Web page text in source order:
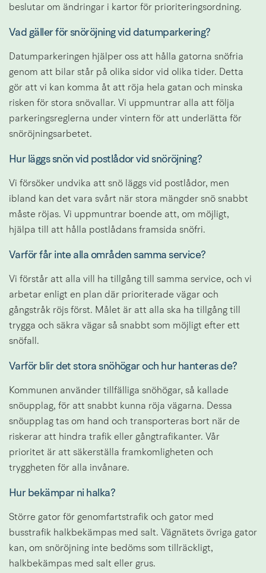
beslutar om ändringar i kartor för prioriteringsordning.
Vad gäller för snöröjning vid datumparkering?
Datumparkeringen hjälper oss att hålla gatorna snöfria
genom att bilar står på olika sidor vid olika tider. Detta
gör att vi kan komma åt att röja hela gatan och minska
risken för stora snövallar. Vi uppmuntrar alla att följa
parkeringsreglerna under vintern för att underlätta för
snöröjningsarbetet.
Hur läggs snön vid postlådor vid snöröjning?
Vi försöker undvika att snö läggs vid postlådor, men
ibland kan det vara svårt när stora mängder snö snabbt
måste röjas. Vi uppmuntrar boende att, om möjligt,
hjälpa till att hålla postlådans framsida snöfri.
Varför får inte alla områden samma service?
Vi förstår att alla vill ha tillgång till samma service, och vi
arbetar enligt en plan där prioriterade vägar och
gångstråk röjs först. Målet är att alla ska ha tillgång till
trygga och säkra vägar så snabbt som möjligt efter ett
snöfall.
Varför blir det stora snöhögar och hur hanteras de?
Kommunen använder tillfälliga snöhögar, så kallade
snöupplag, för att snabbt kunna röja vägarna. Dessa
snöupplag tas om hand och transporteras bort när de
riskerar att hindra trafik eller gångtrafikanter. Vår
prioritet är att säkerställa framkomligheten och
tryggheten för alla invånare.
Hur bekämpar ni halka?
Större gator för genomfartstrafik och gator med
busstrafik halkbekämpas med salt. Vägnätets övriga gator
kan, om snöröjning inte bedöms som tillräckligt,
halkbekämpas med salt eller grus.